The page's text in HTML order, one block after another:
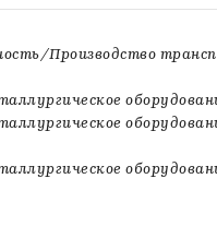
Производство